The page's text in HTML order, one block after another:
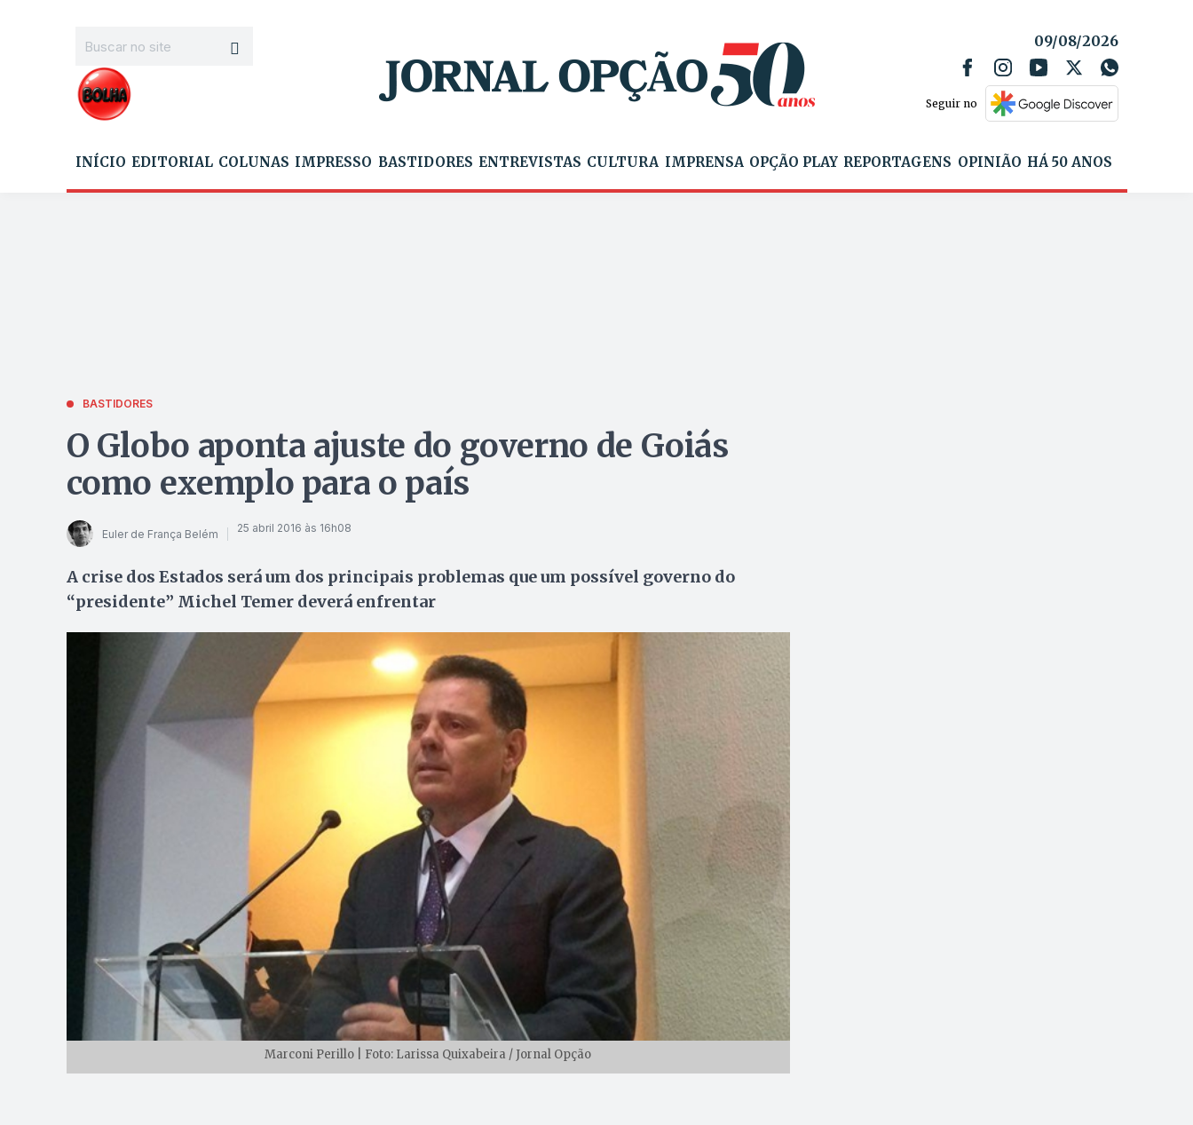
09/08/2026
Seguir no
INÍCIO EDITORIAL COLUNAS IMPRESSO BASTIDORES ENTREVISTAS CULTURA IMPRENSA OPÇÃO PLAY REPORTAGENS OPINIÃO HÁ 50 ANOS
BASTIDORES
O Globo aponta ajuste do governo de Goiás
como exemplo para o país
Euler de França Belém 25 abril 2016 às 16h08
A crise dos Estados será um dos principais problemas que um possível governo do
“presidente” Michel Temer deverá enfrentar
Marconi Perillo | Foto: Larissa Quixabeira / Jornal Opção